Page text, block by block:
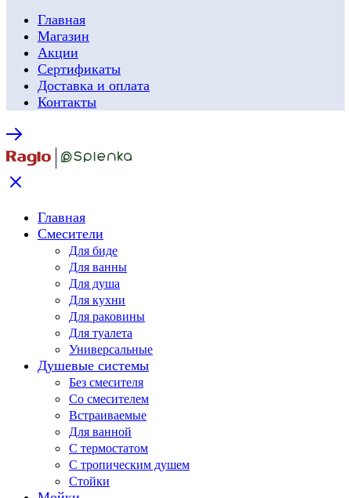
Главная
Магазин
Акции
Сертификаты
Доставка и оплата
Контакты
Главная
Смесители
Для биде
Для ванны
Для душа
Для кухни
Для раковины
Для туалета
Универсальные
Душевые системы
Без смесителя
Со смесителем
Встраиваемые
Для ванной
С термостатом
С тропическим душем
Стойки